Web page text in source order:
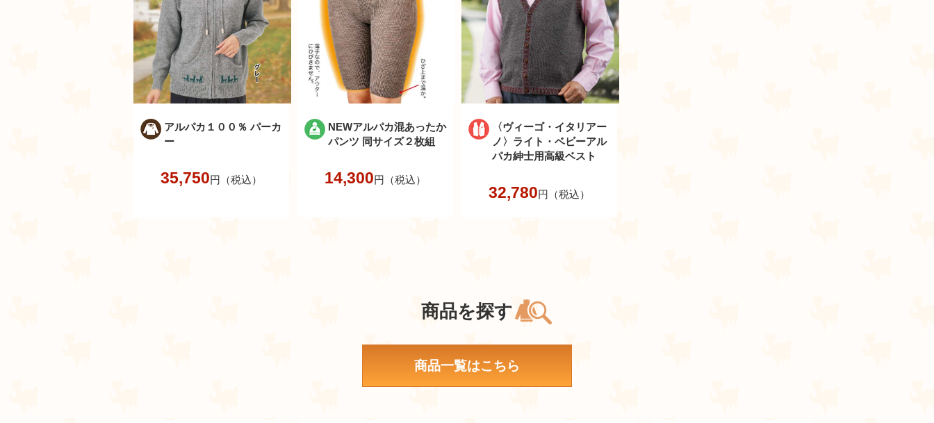
アルパカ１００％ パーカ
ー
35,750円（税込）
NEWアルパカ混あったか
パンツ 同サイズ２枚組
14,300円（税込）
〈ヴィーゴ・イタリアー
ノ〉ライト・ベビーアル
パカ紳士用高級ベスト
32,780円（税込）
商品を探す
商品一覧はこちら